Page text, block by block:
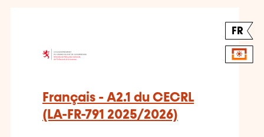
FR
Français - A2.1 du CECRL
(LA-FR-791 2025/2026)